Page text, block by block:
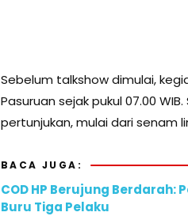
Sebelum talkshow dimulai,
Pasuruan sejak pukul 07.00
pertunjukan, mulai dari senam
BACA JUGA:
COD HP Berujung Berdarah:
Buru Tiga Pelaku